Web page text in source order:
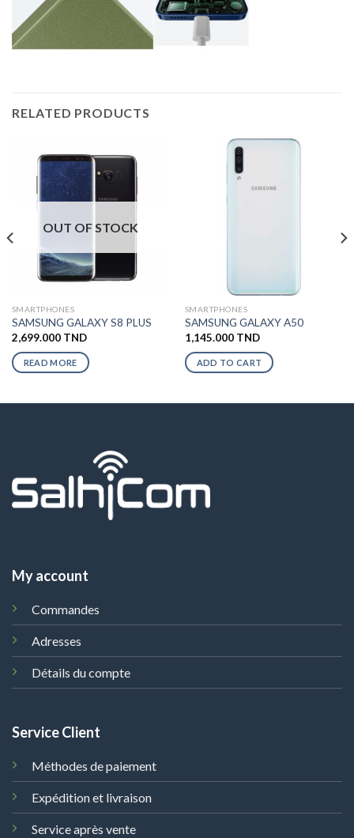
RELATED PRODUCTS
OUT OF STOCK
SMARTPHONES
SAMSUNG GALAXY S8 PLUS
2,699.000 TND
READ MORE
SMARTPHONES
SAMSUNG GALAXY A50
1,145.000 TND
ADD TO CART
My account
Commandes
Adresses
Détails du compte
Service Client
Méthodes de paiement
Expédition et livraison
Service après vente